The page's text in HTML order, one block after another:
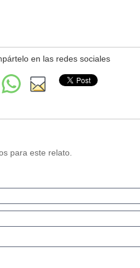
en las redes sociales
para este relato.